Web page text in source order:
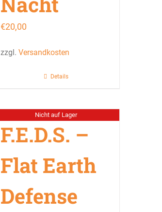
€20,00
zzgl. Versandkosten
Details
Nicht auf Lager
F.E.D.S. –
Flat Earth
Defense